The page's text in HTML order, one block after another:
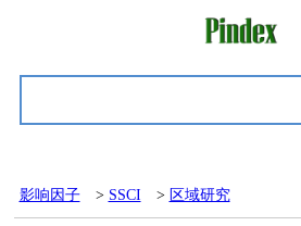
影响因子 > SSCI > 区域研究